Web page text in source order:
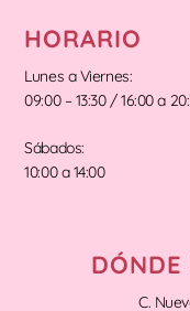
HORARIO
Lunes a Viernes:
09:00 – 13:30 / 16:00 a
Sábados:
10:00 a 14:00
DÓNDE
C.